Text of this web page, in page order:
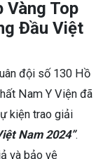
Vàng Top
Đầu Việt
đội số 130 Hồ
Nam Y Viện đã
kiện trao giải
Nam 2024”.
và bảo vệ